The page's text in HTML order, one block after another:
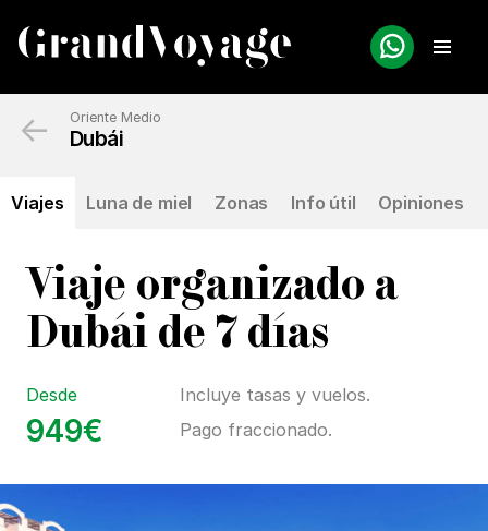
Oriente Medio
Dubái
Viajes Luna de miel Zonas Info útil Opiniones
←
Viaje organizado a
Dubái de 7 días
Desde
949€
Incluye tasas y vuelos.
Pago fraccionado.